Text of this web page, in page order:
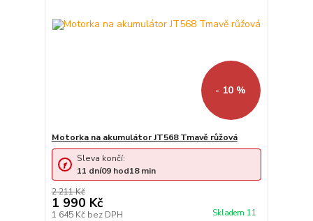
- 10 %
Motorka na akumulátor JT568 Tmavě růžová
2 211 Kč
1 990 Kč
1 645 Kč bez DPH Skladem 11
Sleva končí:
11 dní09 hod18min